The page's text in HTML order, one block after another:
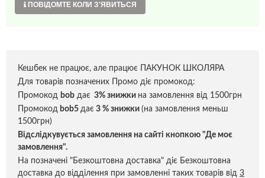
ПОВІДОМТЕ КОЛИ З'ЯВИТЬСЯ
Кешбек не працює, але працює ПАКУНОК ШКОЛЯРА
Для товарів позначених Промо діє промокод:
Промокод bob дає 3% знижки на замовлення від 1500грн
Промокод bob5 дає 3 % знижки (на замовлення меньш
1500грн)
Відслідкувується замовлення на сайті кнопкою "Де моє
замовлення".
На позначені "Безкоштовна доставка" діє Безкоштовна
доставка до відділення при замовленні таких товарів від 3